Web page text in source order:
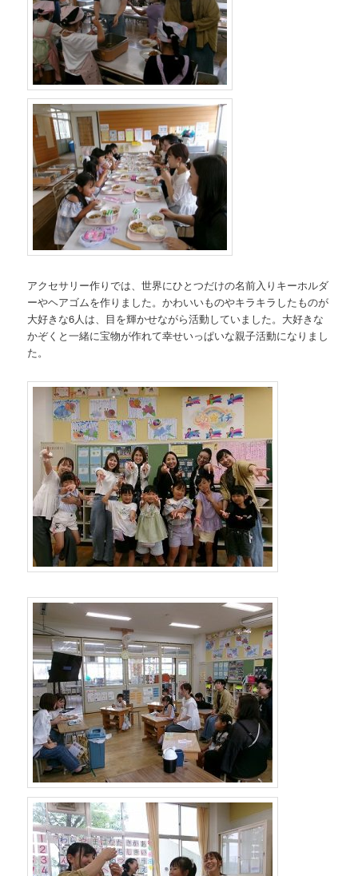
アクセサリー作りでは、世界にひとつだけの名前入りキーホルダ
ーやヘアゴムを作りました。かわいいものやキラキラしたものが
大好きな6人は、目を輝かせながら活動していました。大好きな
かぞくと一緒に宝物が作れて幸せいっぱいな親子活動になりまし
た。